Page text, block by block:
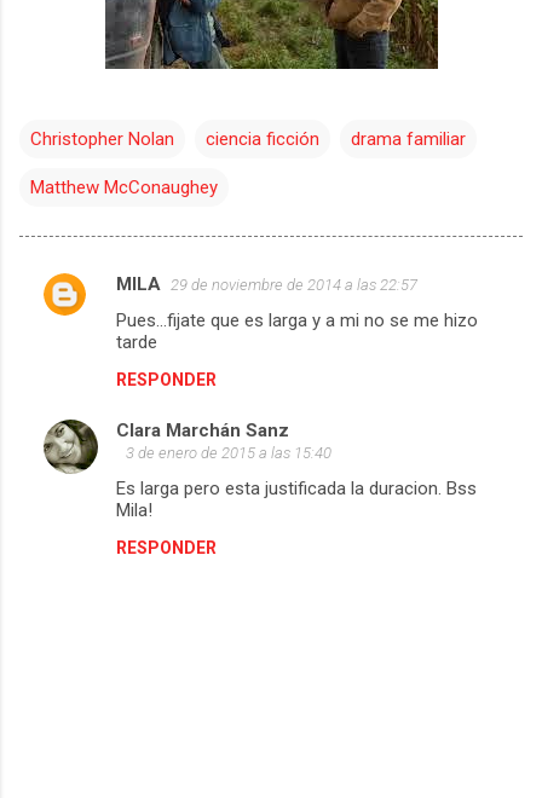
Christopher Nolan ciencia ficción drama familiar
Matthew McConaughey
C
n
t
MILA 29 de noviembre de 2014 a las 22:57
Pues...fijate que es larga y a mi no se me hizo
tarde
RESPONDER
Clara Marchán Sanz
3 de enero de 2015 a las 15:40
Es larga pero esta justificada la duracion. Bss
Mila!
RESPONDER